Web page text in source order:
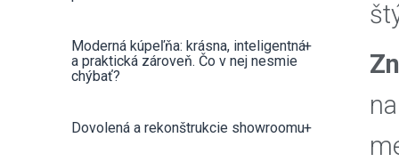
Moderná kúpeľňa: krásna, inteligentná
a praktická zároveň. Čo v nej nesmie
chýbať?
+
Dovolená a rekonštrukcie showroomu+